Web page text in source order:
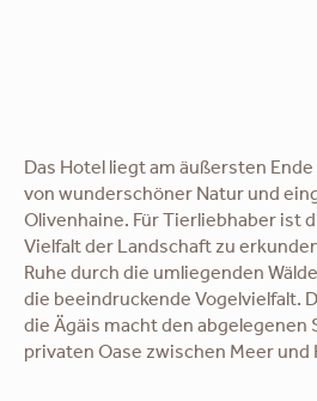
Das Hotel liegt am äußersten
von wunderschöner Natur und
Olivenhaine. Für Tierliebhaber ist
Vielfalt der Landschaft zu
Ruhe durch die umliegenden
die beeindruckende Vogelvielfalt.
die Ägäis macht den abgelegenen
privaten Oase zwischen Meer und